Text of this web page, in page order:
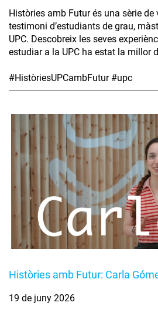
Històries amb Futur és una sèrie de
testimoni d’estudiants de grau,
UPC. Descobreix les seves
estudiar a la UPC ha estat la millor
#HistòriesUPCambFutur #upc
Històries amb Futur: Carla
19 de juny 2026